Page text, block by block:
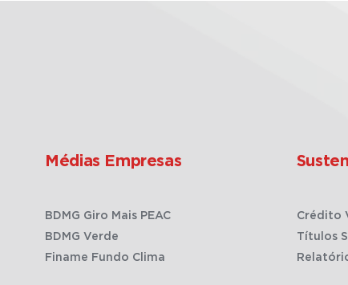
Médias Empresas
BDMG Giro Mais PEAC
BDMG Verde
Finame Fundo Clima
Crédito
Títulos